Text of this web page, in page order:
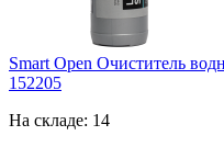
Smart Open Очиститель
152205
На складе: 14